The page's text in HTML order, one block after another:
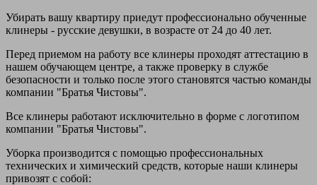
Убирать вашу квартиру приедут профессионально обученные
клинеры - русские девушки, в возрасте от 24 до 40 лет.
Перед приемом на работу все клинеры проходят аттестацию в
нашем обучающем центре, а также проверку в службе
безопасности и только после этого становятся частью команды
компании "Братья Чистовы".
Все клинеры работают исключительно в форме с логотипом
компании "Братья Чистовы".
Уборка производится с помощью профессиональных
технических и химический средств, которые наши клинеры
привозят с собой: